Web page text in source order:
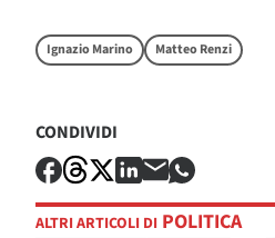
Ignazio Marino Matteo Renzi
CONDIVIDI
ALTRI ARTICOLI DI POLITICA